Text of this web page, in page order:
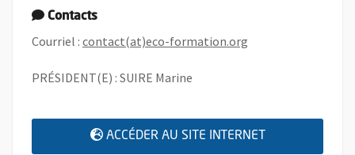
Contacts
Courriel : contact(at)eco-formation.org
PRÉSIDENT(E) : SUIRE Marine
ACCÉDER AU SITE INTERNET , OUVRE UNE